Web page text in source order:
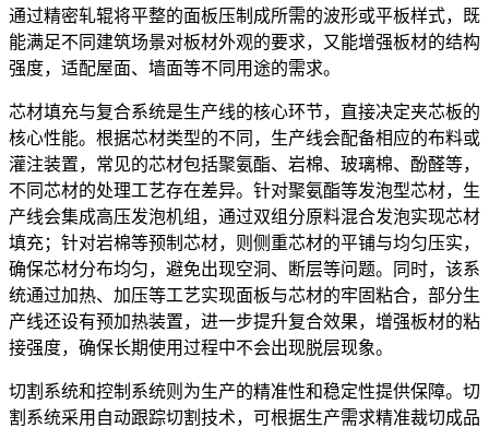
通过精密轧辊将平整的面板压制成所需的波形或平板样式，既
能满足不同建筑场景对板材外观的要求，又能增强板材的结构
强度，适配屋面、墙面等不同用途的需求。
芯材填充与复合系统是生产线的核心环节，直接决定夹芯板的
核心性能。根据芯材类型的不同，生产线会配备相应的布料或
灌注装置，常见的芯材包括聚氨酯、岩棉、玻璃棉、酚醛等，
不同芯材的处理工艺存在差异。针对聚氨酯等发泡型芯材，生
产线会集成高压发泡机组，通过双组分原料混合发泡实现芯材
填充；针对岩棉等预制芯材，则侧重芯材的平铺与均匀压实，
确保芯材分布均匀，避免出现空洞、断层等问题。同时，该系
统通过加热、加压等工艺实现面板与芯材的牢固粘合，部分生
产线还设有预加热装置，进一步提升复合效果，增强板材的粘
接强度，确保长期使用过程中不会出现脱层现象。
切割系统和控制系统则为生产的精准性和稳定性提供保障。切
割系统采用自动跟踪切割技术，可根据生产需求精准裁切成品